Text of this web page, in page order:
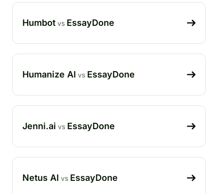
Humbot vs EssayDone
Humanize AI vs EssayDone
Jenni.ai vs EssayDone
Netus AI vs EssayDone